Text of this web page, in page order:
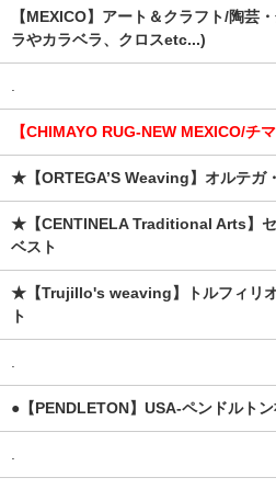
【MEXICO】アート＆クラフト/陶芸
ラやカラベラ、クロスetc...)
.
【CHIMAYO RUG-NEW MEXICO/チ
★【ORTEGA’S Weaving】オルテガ
★【CENTINELA Traditional Arts】セ
ベスト
★【Trujillo's weaving】トルフィリ
ト
.
●【PENDLETON】USA-ペンドルト
.